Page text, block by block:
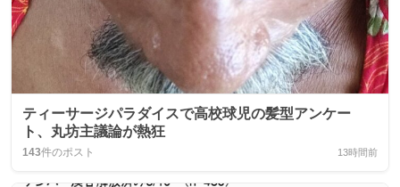
ティーサージパラダイスで高校球児の髪型アンケー
ト、丸坊主議論が熱狂
143件のポスト 13時間前